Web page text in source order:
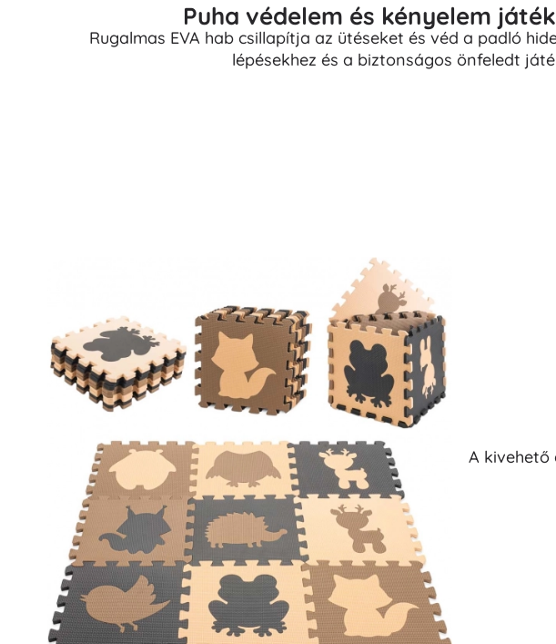
Puha védelem és kényelem
Rugalmas EVA hab csillapítja az ütéseket és véd a padló
lépésekhez és a biztonságos önfeledt
A